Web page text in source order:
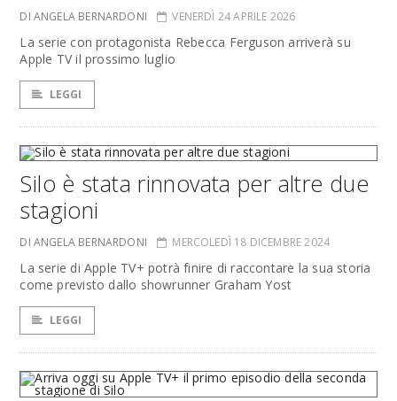
DI ANGELA BERNARDONI VENERDÌ 24 APRILE 2026
La serie con protagonista Rebecca Ferguson arriverà su
Apple TV il prossimo luglio
LEGGI
Silo è stata rinnovata per altre due
stagioni
DI ANGELA BERNARDONI MERCOLEDÌ 18 DICEMBRE 2024
La serie di Apple TV+ potrà finire di raccontare la sua storia
come previsto dallo showrunner Graham Yost
LEGGI